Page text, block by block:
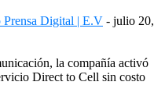
Prensa Digital | E.V - julio 20,
la compañía activó
Direct to Cell sin costo